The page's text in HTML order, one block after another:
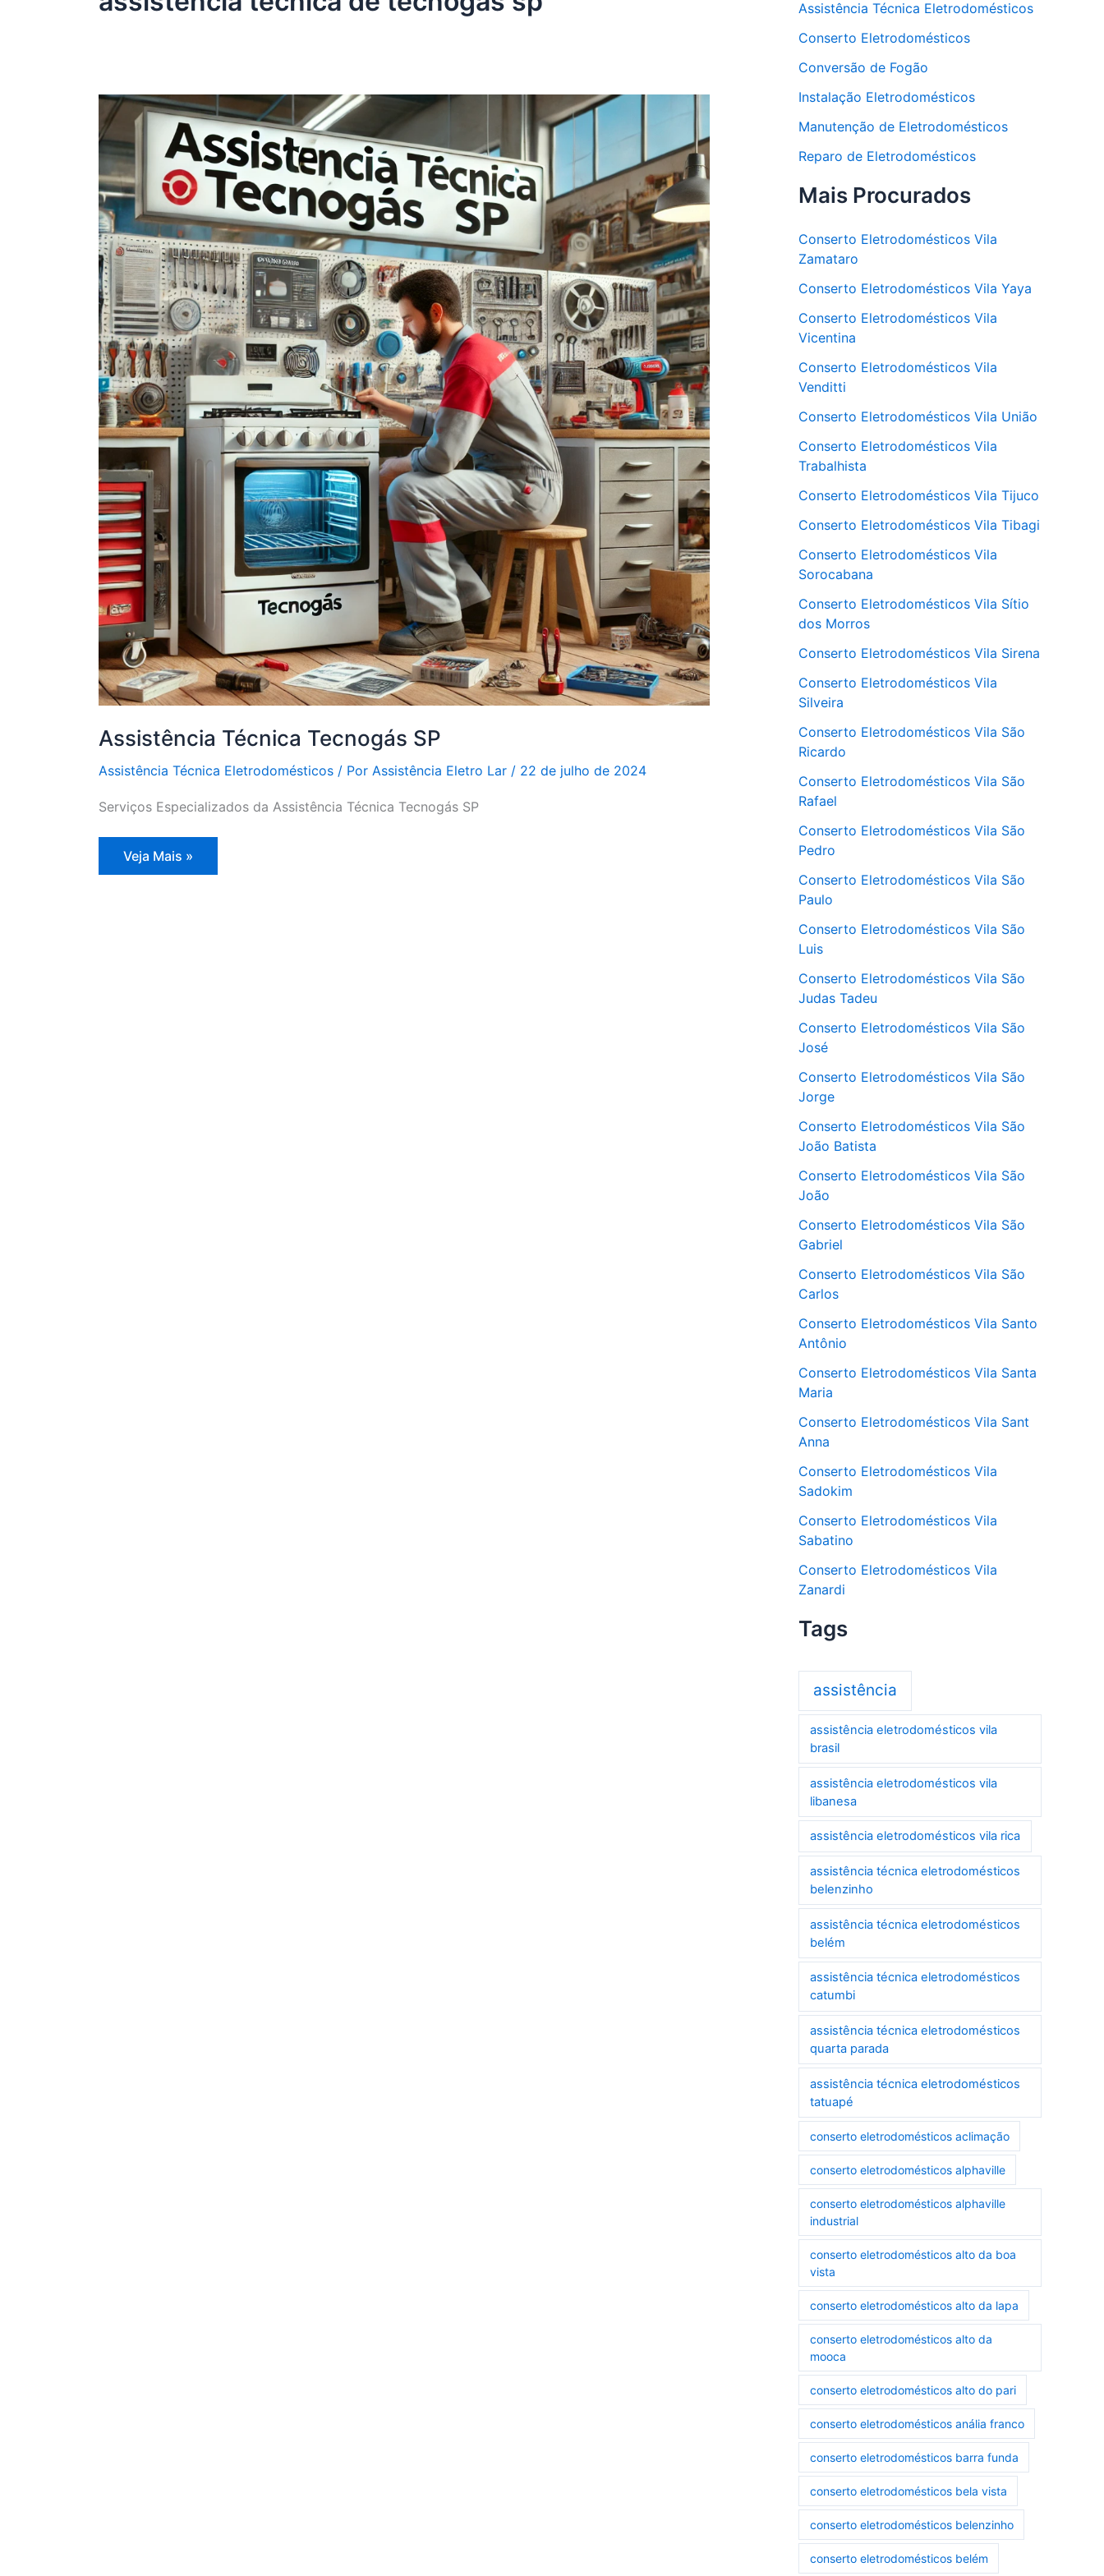
Assistência Técnica Tecnogás SP
Assistência Técnica Eletrodomésticos / Por Assistência Eletro Lar / 22 de julho de 2024
Serviços Especializados da Assistência Técnica Tecnogás SP
Assistência
Técnica
Veja Mais »
Assistência Técnica Eletrodomésticos
Conserto Eletrodomésticos
Conversão de Fogão
Instalação Eletrodomésticos
Manutenção de Eletrodomésticos
Reparo de Eletrodomésticos
Mais Procurados
Conserto Eletrodomésticos Vila
Zamataro
Conserto Eletrodomésticos Vila Yaya
Conserto Eletrodomésticos Vila
Vicentina
Conserto Eletrodomésticos Vila
Venditti
Conserto Eletrodomésticos Vila União
Conserto Eletrodomésticos Vila
Trabalhista
Conserto Eletrodomésticos Vila Tijuco
Conserto Eletrodomésticos Vila Tibagi
Conserto Eletrodomésticos Vila
Sorocabana
Conserto Eletrodomésticos Vila Sítio
dos Morros
Conserto Eletrodomésticos Vila Sirena
Conserto Eletrodomésticos Vila
Silveira
Conserto Eletrodomésticos Vila São
Ricardo
Conserto Eletrodomésticos Vila São
Rafael
Conserto Eletrodomésticos Vila São
Pedro
Conserto Eletrodomésticos Vila São
Paulo
Conserto Eletrodomésticos Vila São
Luis
Conserto Eletrodomésticos Vila São
Judas Tadeu
Conserto Eletrodomésticos Vila São
José
Conserto Eletrodomésticos Vila São
Jorge
Conserto Eletrodomésticos Vila São
João Batista
Conserto Eletrodomésticos Vila São
João
Conserto Eletrodomésticos Vila São
Gabriel
Conserto Eletrodomésticos Vila São
Carlos
Conserto Eletrodomésticos Vila Santo
Antônio
Conserto Eletrodomésticos Vila Santa
Maria
Conserto Eletrodomésticos Vila Sant
Anna
Conserto Eletrodomésticos Vila
Sadokim
Conserto Eletrodomésticos Vila
Sabatino
Conserto Eletrodomésticos Vila
Zanardi
Tags
assistência
assistência eletrodomésticos vila
brasil
assistência eletrodomésticos vila
libanesa
assistência eletrodomésticos vila rica
assistência técnica eletrodomésticos
belenzinho
assistência técnica eletrodomésticos
belém
assistência técnica eletrodomésticos
catumbi
assistência técnica eletrodomésticos
quarta parada
assistência técnica eletrodomésticos
tatuapé
conserto eletrodomésticos aclimação
conserto eletrodomésticos alphaville
conserto eletrodomésticos alphaville
industrial
conserto eletrodomésticos alto da boa
vista
conserto eletrodomésticos alto da lapa
conserto eletrodomésticos alto da
mooca
conserto eletrodomésticos alto do pari
conserto eletrodomésticos anália franco
conserto eletrodomésticos barra funda
conserto eletrodomésticos bela vista
conserto eletrodomésticos belenzinho
conserto eletrodomésticos belém